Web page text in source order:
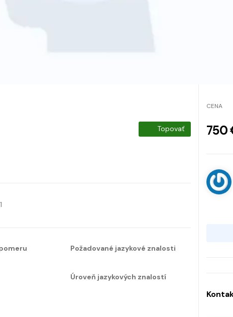
Topovať
Požadované jazykové znalosti
Úroveň jazykových znalostí
CENA
750